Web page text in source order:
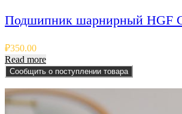
Подшипник шарнирный HGF
₽350.00
Read more
Сообщить о поступлении товара